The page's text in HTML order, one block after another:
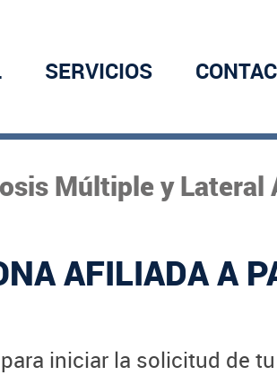
SERVICIOS
Múltiple y
AFILIADA A
iniciar la solicitud de